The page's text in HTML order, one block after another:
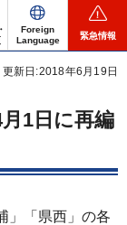
Foreign
Language
緊急情報
更新日:2018年6月19日
1日に再編
」「県西」の各